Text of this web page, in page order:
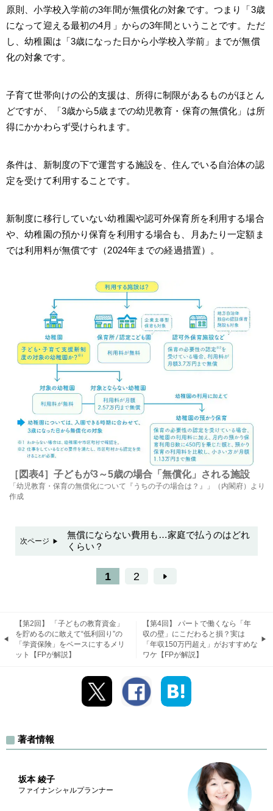
原則、小学校入学前の3年間が無償化の対象です。つまり「3歳
になって迎える最初の4月」からの3年間ということです。ただ
し、幼稚園は「3歳になった日から小学校入学前」までが無償
化の対象です。
子育て世帯向けの公的支援は、所得に制限があるものがほとん
どですが、「3歳から5歳までの幼児教育・保育の無償化」は所
得にかかわらず受けられます。
条件は、新制度の下で運営する施設を、住んでいる自治体の認
定を受けて利用することです。
新制度に移行していない幼稚園や認可外保育所を利用する場合
や、幼稚園の預かり保育を利用する場合も、月あたり一定額ま
では利用料が無償です（2024年までの経過措置）。
［図表4］子どもが3～5歳の場合「無償化」される施設
「幼児教育・保育の無償化について『うちの子の場合は？』」（内閣府）より
作成
次ページ
無償にならない費用も…家庭で払うのはどれ
くらい？
1 2
【第2回】 「子どもの教育資金」
を貯めるのに敢えて“低利回り”の
「学資保険」をベースにするメリ
ット【FPが解説】
【第4回】 パートで働くなら「年
収の壁」にこだわると損？実は
「年収150万円超え」がおすすめな
ワケ【FPが解説】
著者情報
坂本 綾子
ファイナンシャルプランナー